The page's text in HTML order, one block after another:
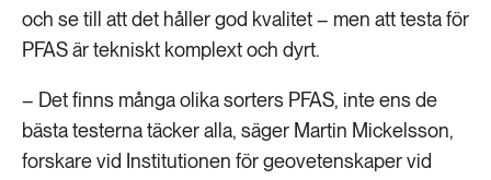
och se till att det håller god kvalitet – men att testa för
PFAS är tekniskt komplext och dyrt.
– Det finns många olika sorters PFAS, inte ens de
bästa testerna täcker alla, säger Martin Mickelsson,
forskare vid Institutionen för geovetenskaper vid